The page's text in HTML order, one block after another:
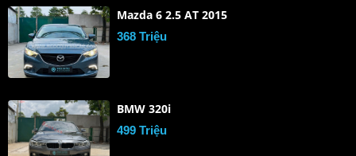
Mazda 6 2.5 AT 2015
368 Triệu
BMW 320i
499 Triệu